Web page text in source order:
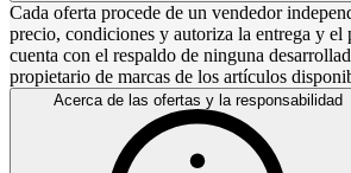
Cada oferta procede de un vendedor
precio, condiciones y autoriza la entrega y
cuenta con el respaldo de ninguna
propietario de marcas de los artículos
Acerca de las ofertas y la responsabilidad